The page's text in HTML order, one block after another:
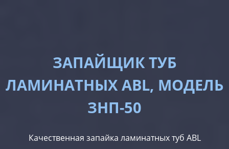
ЗАПАЙЩИК ТУБ
ЛАМИНАТНЫХ ABL, МОДЕЛЬ
ЗНП-50
Качественная запайка ламинатных туб ABL